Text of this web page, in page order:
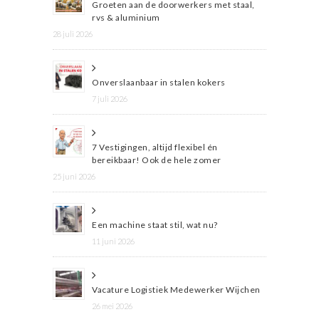
Groeten aan de doorwerkers met staal,
rvs & aluminium
28 juli 2026
Onverslaanbaar in stalen kokers
7 juli 2026
7 Vestigingen, altijd flexibel én
bereikbaar! Ook de hele zomer
25 juni 2026
Een machine staat stil, wat nu?
11 juni 2026
Vacature Logistiek Medewerker Wijchen
26 mei 2026